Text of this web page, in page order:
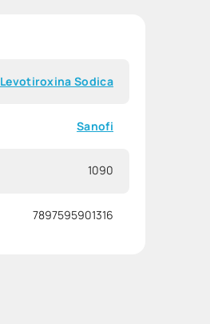
Levotiroxina Sodica
Sanofi
1090
7897595901316